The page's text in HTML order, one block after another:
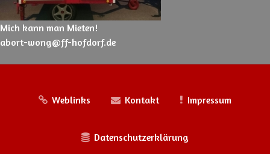
Mich kann man Mieten!
abort-wong@ff-hofdorf.de
Weblinks Kontakt Impressum
Datenschutzerklärung